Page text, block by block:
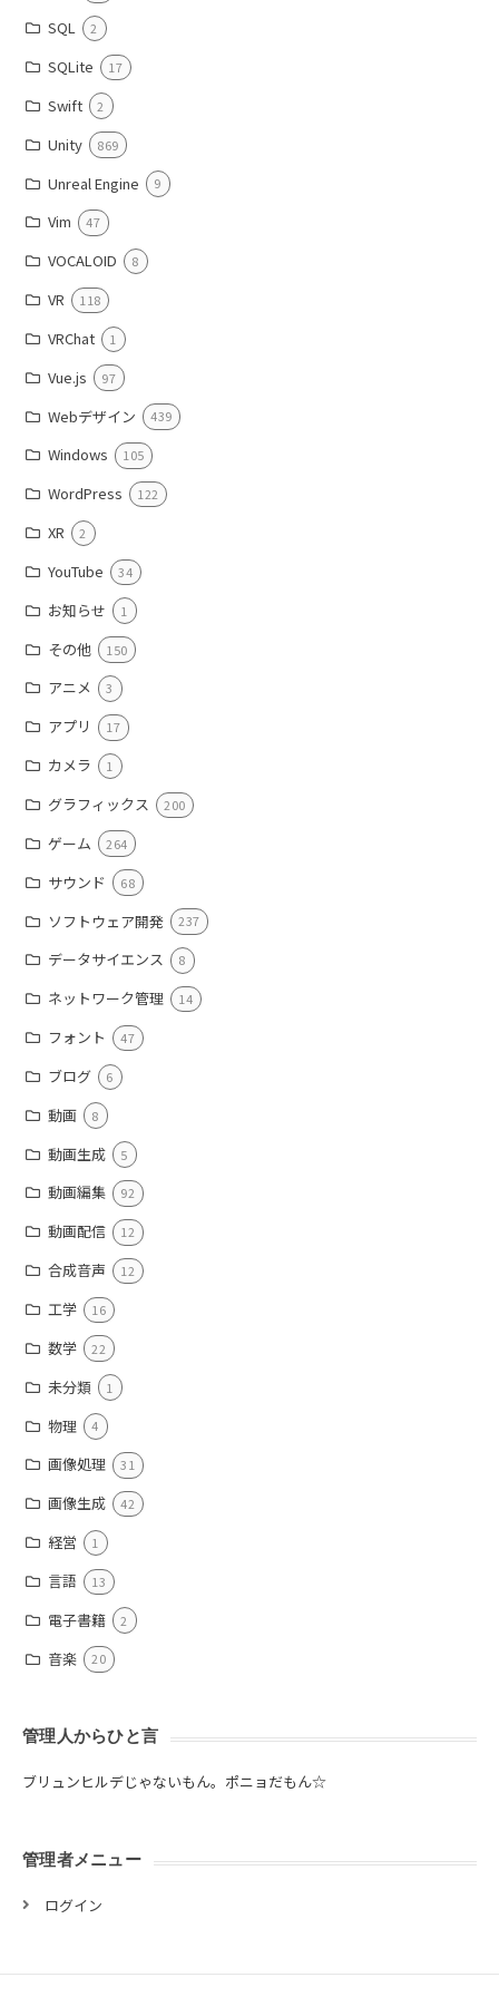
SQL 2
SQLite 17
Swift 2
Unity 869
Unreal Engine 9
Vim 47
VOCALOID 8
VR 118
VRChat 1
Vue.js 97
Webデザイン 439
Windows 105
WordPress 122
XR 2
YouTube 34
お知らせ 1
その他 150
アニメ 3
アプリ 17
カメラ 1
グラフィックス 200
ゲーム 264
サウンド 68
ソフトウェア開発 237
データサイエンス 8
ネットワーク管理 14
フォント 47
ブログ 6
動画 8
動画生成 5
動画編集 92
動画配信 12
合成音声 12
工学 16
数学 22
未分類 1
物理 4
画像処理 31
画像生成 42
経営 1
言語 13
電子書籍 2
音楽 20
管理人からひと言
ブリュンヒルデじゃないもん。ポニョだもん☆
管理者メニュー
ログイン